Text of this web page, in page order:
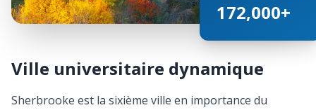
172,000+
Ville universitaire dynamique
Sherbrooke est la sixième ville en importance du